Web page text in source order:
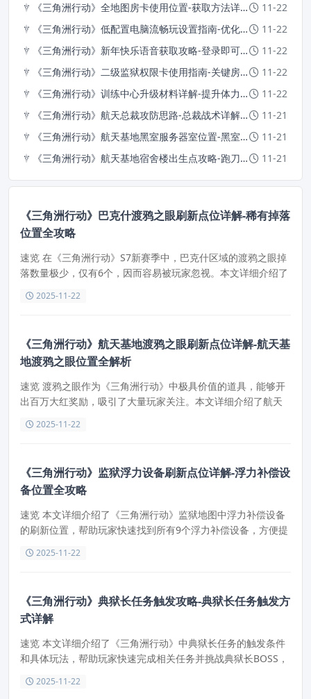
《三角洲行动》全地图房卡使用位置-获取方法详解
11-22
《三角洲行动》低配置电脑流畅玩设置指南-优化技巧详解
11-22
《三角洲行动》新年快乐语音获取攻略-登录即可领取丰厚奖励
11-22
《三角洲行动》二级监狱权限卡使用指南-关键房间及物资点解析
11-22
《三角洲行动》训练中心升级材料详解-提升体力与解锁弹药
11-22
《三角洲行动》航天总裁攻防思路-总裁战术详解与实战技巧
11-21
《三角洲行动》航天基地黑室服务器室位置-黑室服务器室房卡获取攻略
11-21
《三角洲行动》航天基地宿舍楼出生点攻略-跑刀路线详解
11-21
《三角洲行动》巴克什渡鸦之眼刷新点位详解-稀有掉落
位置全攻略
速览 在《三角洲行动》S7新赛季中，巴克什区域的渡鸦之眼掉
落数量极少，仅有6个，因而容易被玩家忽视。本文详细介绍了
集。
2025-11-22
《三角洲行动》航天基地渡鸦之眼刷新点位详解-航天基
地渡鸦之眼位置全解析
速览 渡鸦之眼作为《三角洲行动》中极具价值的道具，能够开
出百万大红奖励，吸引了大量玩家关注。本文详细介绍了航天
鸦之眼，提升游戏体验和收益效率。
2025-11-22
《三角洲行动》监狱浮力设备刷新点位详解-浮力补偿设
备位置全攻略
速览 本文详细介绍了《三角洲行动》监狱地图中浮力补偿设备
的刷新位置，帮助玩家快速找到所有9个浮力补偿设备，方便提
遗漏所需物品，提升游戏体验。
2025-11-22
《三角洲行动》典狱长任务触发攻略-典狱长任务触发方
式详解
速览 本文详细介绍了《三角洲行动》中典狱长任务的触发条件
和具体玩法，帮助玩家快速完成相关任务并挑战典狱长BOSS，
2025-11-22